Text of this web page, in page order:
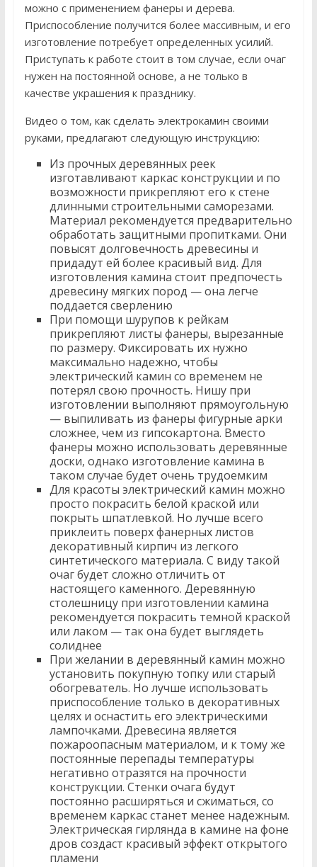
можно с применением фанеры и дерева.
Приспособление получится более массивным, и его
изготовление потребует определенных усилий.
Приступать к работе стоит в том случае, если очаг
нужен на постоянной основе, а не только в
качестве украшения к празднику.
Видео о том, как сделать электрокамин своими
руками, предлагают следующую инструкцию:
Из прочных деревянных реек
изготавливают каркас конструкции и по
возможности прикрепляют его к стене
длинными строительными саморезами.
Материал рекомендуется предварительно
обработать защитными пропитками. Они
повысят долговечность древесины и
придадут ей более красивый вид. Для
изготовления камина стоит предпочесть
древесину мягких пород — она легче
поддается сверлению
При помощи шурупов к рейкам
прикрепляют листы фанеры, вырезанные
по размеру. Фиксировать их нужно
максимально надежно, чтобы
электрический камин со временем не
потерял свою прочность. Нишу при
изготовлении выполняют прямоугольную
— выпиливать из фанеры фигурные арки
сложнее, чем из гипсокартона. Вместо
фанеры можно использовать деревянные
доски, однако изготовление камина в
таком случае будет очень трудоемким
Для красоты электрический камин можно
просто покрасить белой краской или
покрыть шпатлевкой. Но лучше всего
приклеить поверх фанерных листов
декоративный кирпич из легкого
синтетического материала. С виду такой
очаг будет сложно отличить от
настоящего каменного. Деревянную
столешницу при изготовлении камина
рекомендуется покрасить темной краской
или лаком — так она будет выглядеть
солиднее
При желании в деревянный камин можно
установить покупную топку или старый
обогреватель. Но лучше использовать
приспособление только в декоративных
целях и оснастить его электрическими
лампочками. Древесина является
пожароопасным материалом, и к тому же
постоянные перепады температуры
негативно отразятся на прочности
конструкции. Стенки очага будут
постоянно расширяться и сжиматься, со
временем каркас станет менее надежным.
Электрическая гирлянда в камине на фоне
дров создаст красивый эффект открытого
пламени